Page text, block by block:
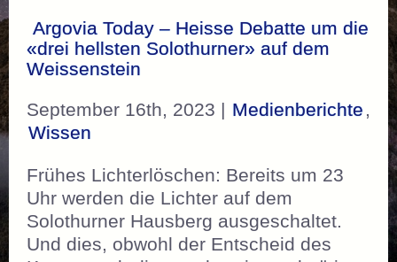
Argovia Today – Heisse Debatte um die
«drei hellsten Solothurner» auf dem
Weissenstein
September 16th, 2023 | Medienberichte ,
Wissen
Frühes Lichterlöschen: Bereits um 23
Uhr werden die Lichter auf dem
Solothurner Hausberg ausgeschaltet.
Und dies, obwohl der Entscheid des